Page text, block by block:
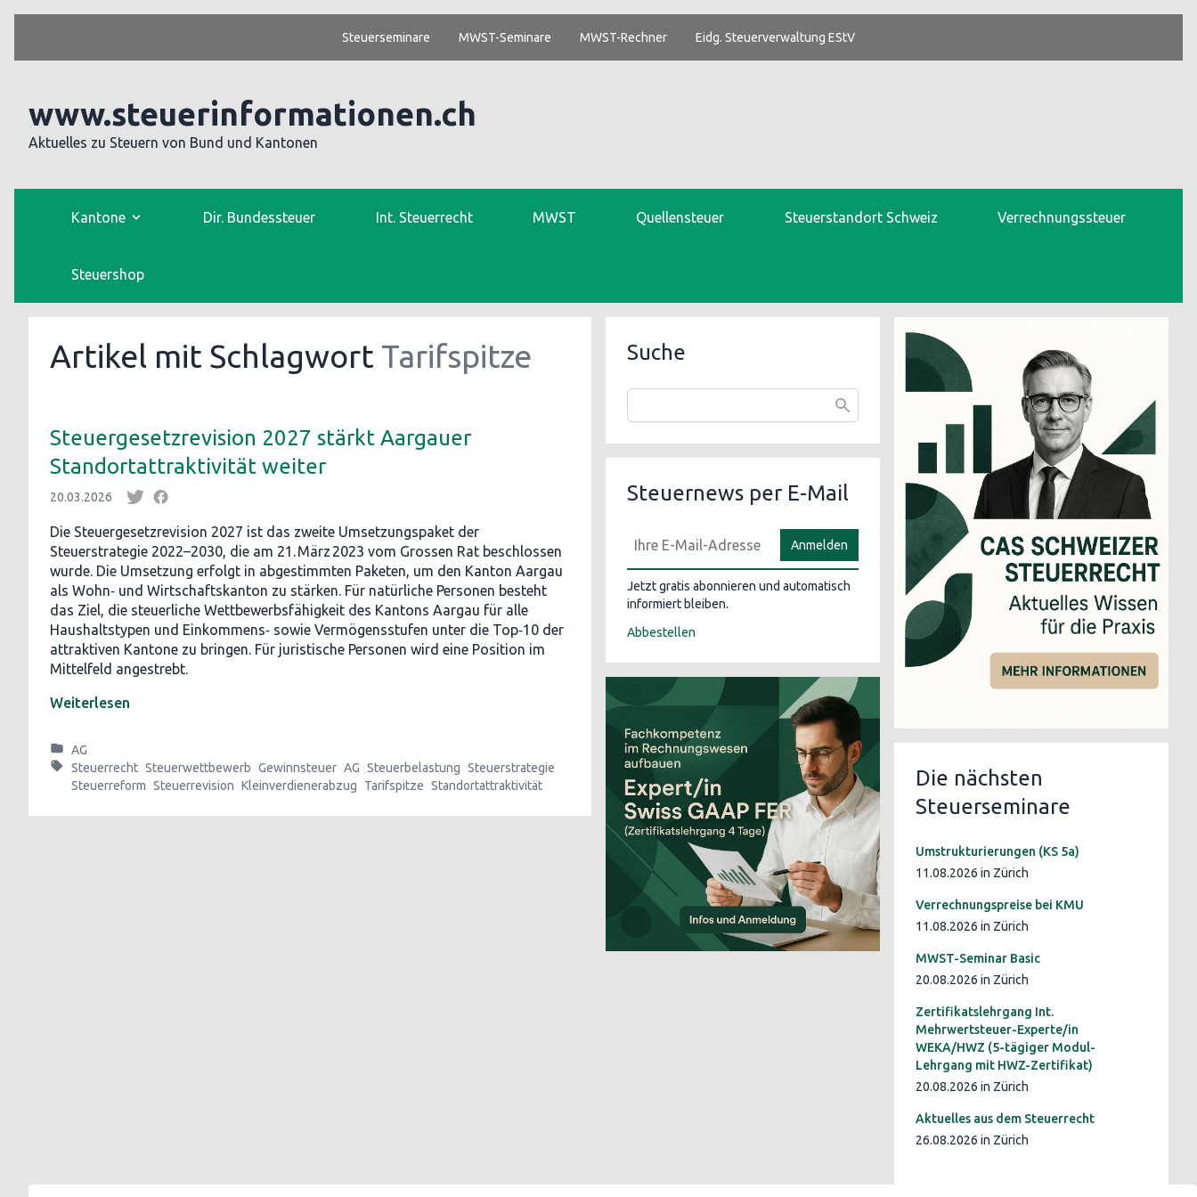
Steuerseminare MWST-Seminare MWST-Rechner Eidg. Steuerverwaltung EStV
www.steuerinformationen.ch
Aktuelles zu Steuern von Bund und Kantonen
Kantone Dir. Bundessteuer Int. Steuerrecht MWST Quellensteuer Steuerstandort Schweiz Verrechnungssteuer
Steuershop
Artikel mit Schlagwort Tarifspitze
Steuergesetzrevision 2027 stärkt Aargauer
Standortattraktivität weiter
20.03.2026
Die Steuergesetzrevision 2027 ist das zweite Umsetzungspaket der
Steuerstrategie 2022–2030, die am 21. März 2023 vom Grossen Rat beschlossen
wurde. Die Umsetzung erfolgt in abgestimmten Paketen, um den Kanton Aargau
als Wohn‑ und Wirtschaftskanton zu stärken. Für natürliche Personen besteht
das Ziel, die steuerliche Wettbewerbsfähigkeit des Kantons Aargau für alle
Haushaltstypen und Einkommens‑ sowie Vermögensstufen unter die Top‑10 der
attraktiven Kantone zu bringen. Für juristische Personen wird eine Position im
Mittelfeld angestrebt.
Weiterlesen
AG
Steuerrecht Steuerwettbewerb Gewinnsteuer AG Steuerbelastung Steuerstrategie
Steuerreform Steuerrevision Kleinverdienerabzug Tarifspitze Standortattraktivität
Suche
Steuernews per E-Mail
Anmelden
Jetzt gratis abonnieren und automatisch
informiert bleiben.
Abbestellen
Die nächsten
Steuerseminare
Umstrukturierungen (KS 5a)
11.08.2026 in Zürich
Verrechnungspreise bei KMU
11.08.2026 in Zürich
MWST-Seminar Basic
20.08.2026 in Zürich
Zertifikatslehrgang Int.
Mehrwertsteuer-Experte/in
WEKA/HWZ (5-tägiger Modul-
Lehrgang mit HWZ-Zertifikat)
20.08.2026 in Zürich
Aktuelles aus dem Steuerrecht
26.08.2026 in Zürich